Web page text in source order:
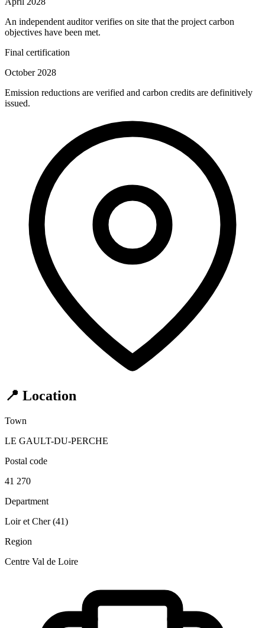
An independent auditor verifies on site that the project carbon
objectives have been met.
Final certification
October 2028
Emission reductions are verified and carbon credits are definitively
issued.
📍 Location
Town
LE GAULT-DU-PERCHE
Postal code
41 270
Department
Loir et Cher (41)
Region
Centre Val de Loire